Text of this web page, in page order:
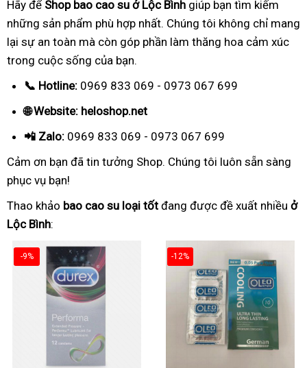
Hãy để Shop bao cao su ở Lộc Bình giúp bạn tìm kiếm
những sản phẩm phù hợp nhất. Chúng tôi không chỉ mang
lại sự an toàn mà còn góp phần làm thăng hoa cảm xúc
trong cuộc sống của bạn.
📞 Hotline: 0969 833 069 - 0973 067 699
🌐 Website: heloshop.net
📲 Zalo: 0969 833 069 - 0973 067 699
Cảm ơn bạn đã tin tưởng Shop. Chúng tôi luôn sẵn sàng
phục vụ bạn!
Thao khảo bao cao su loại tốt đang được đề xuất nhiều ở
Lộc Bình:
-9% -12%